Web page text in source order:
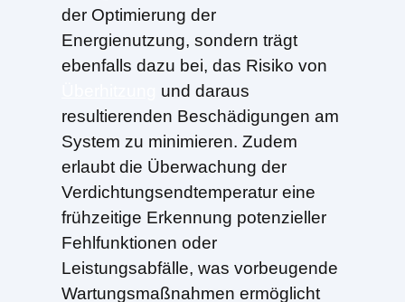
der Optimierung der
Energienutzung, sondern trägt
ebenfalls dazu bei, das Risiko von
und daraus
resultierenden Beschädigungen am
System zu minimieren. Zudem
erlaubt die Überwachung der
Verdichtungsendtemperatur eine
frühzeitige Erkennung potenzieller
Fehlfunktionen oder
Leistungsabfälle, was vorbeugende
Wartungsmaßnahmen ermöglicht